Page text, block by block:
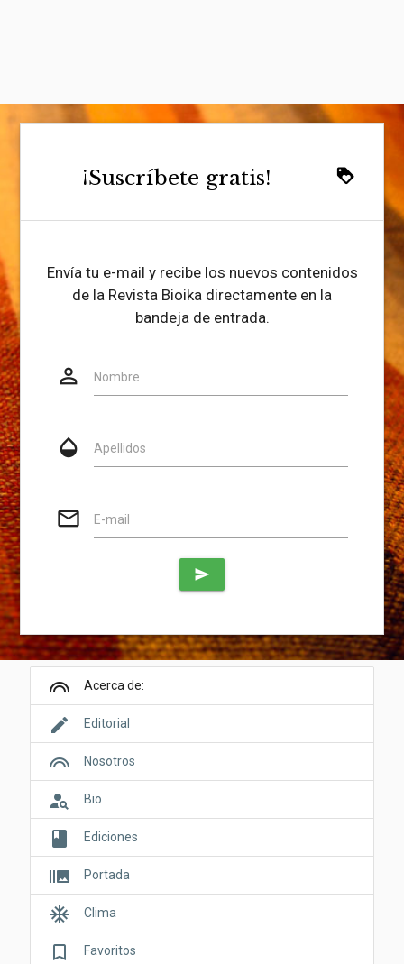
loyalty
¡Suscríbete gratis!
Envía tu e-mail y recibe los nuevos contenidos
de la Revista Bioika directamente en la
bandeja de entrada.
person_outline Nombre
opacity Apellidos
mail_outline E-mail
Website
send
looks Acerca de:
edit Editorial
looks Nosotros
person_search Bio
book Ediciones
burst_mode Portada
ac_unit Clima
bookmark_border Favoritos